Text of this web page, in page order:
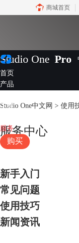
商城首页
Studio One Pro
首页
产品
下载
服务
购买
Studio One中文网 > 使用
服务中心
新手入门
常见问题
使用技巧
新闻资讯